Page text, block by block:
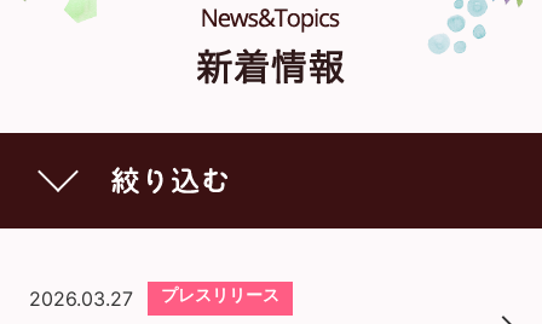
2026.03.27 プレスリリース